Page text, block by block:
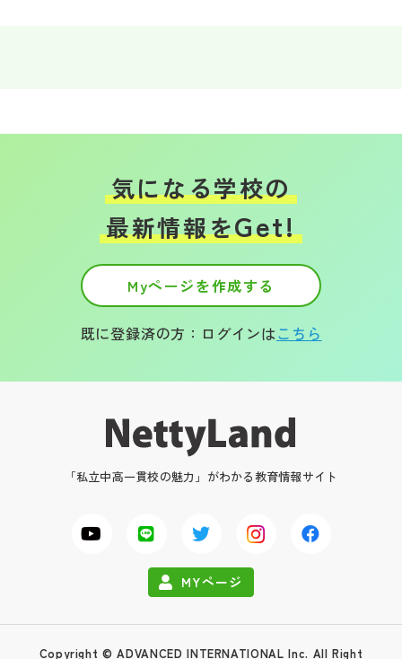
気になる学校の
最新情報をGet!
Myページを作成する
既に登録済の方：ログインはこちら
「私立中高一貫校の魅力」がわかる教育情報サイト
MYページ
Copyright © ADVANCED INTERNATIONAL Inc. All Right